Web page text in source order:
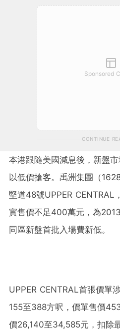
Sponsored
CONTINUE
本港跟隨美國減息後，新盤
以低價搶客。禹洲集團（
堅道48號UPPER CENTRAL
實售價不足400萬元，為
同區新盤首批入場費新低。
UPPER CENTRAL首張價單
155至388方呎，價單售價
價26,140至34,585元，扣除